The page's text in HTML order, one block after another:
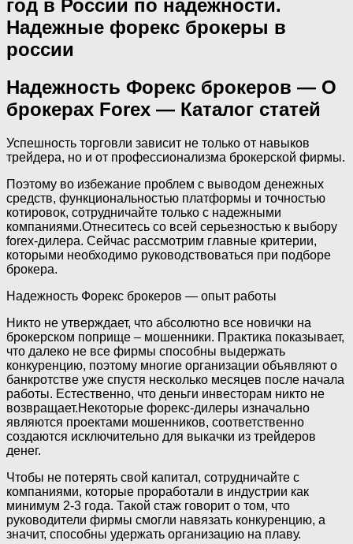
год в России по надежности.
Надежные форекс брокеры в
россии
Надежность Форекс брокеров — О
брокерах Forex — Каталог статей
Успешность торговли зависит не только от навыков
трейдера, но и от профессионализма брокерской фирмы.
Поэтому во избежание проблем с выводом денежных
средств, функциональностью платформы и точностью
котировок, сотрудничайте только с надежными
компаниями.Отнеситесь со всей серьезностью к выбору
forex-дилера. Сейчас рассмотрим главные критерии,
которыми необходимо руководствоваться при подборе
брокера.
Надежность Форекс брокеров — опыт работы
Никто не утверждает, что абсолютно все новички на
брокерском поприще – мошенники. Практика показывает,
что далеко не все фирмы способны выдержать
конкуренцию, поэтому многие организации объявляют о
банкротстве уже спустя несколько месяцев после начала
работы. Естественно, что деньги инвесторам никто не
возвращает.Некоторые форекс-дилеры изначально
являются проектами мошенников, соответственно
создаются исключительно для выкачки из трейдеров
денег.
Чтобы не потерять свой капитал, сотрудничайте с
компаниями, которые проработали в индустрии как
минимум 2-3 года. Такой стаж говорит о том, что
руководители фирмы смогли навязать конкуренцию, а
значит, способны удержать организацию на плаву.